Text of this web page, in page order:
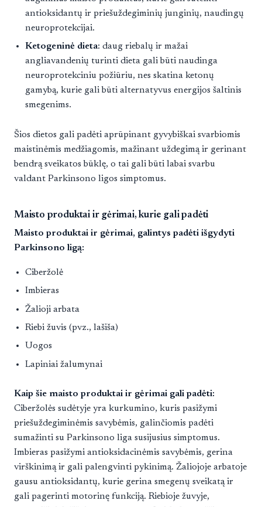
antioksidantų ir priešuždegiminių junginių, naudingų
neuroprotekcijai.
Ketogeninė dieta: daug riebalų ir mažai
angliavandenių turinti dieta gali būti naudinga
neuroprotekciniu požiūriu, nes skatina ketonų
gamybą, kurie gali būti alternatyvus energijos šaltinis
smegenims.
Šios dietos gali padėti aprūpinant gyvybiškai svarbiomis
maistinėmis medžiagomis, mažinant uždegimą ir gerinant
bendrą sveikatos būklę, o tai gali būti labai svarbu
valdant Parkinsono ligos simptomus.
Maisto produktai ir gėrimai, kurie gali padėti
Maisto produktai ir gėrimai, galintys padėti išgydyti
Parkinsono ligą:
Ciberžolė
Imbieras
Žalioji arbata
Riebi žuvis (pvz., lašiša)
Uogos
Lapiniai žalumynai
Kaip šie maisto produktai ir gėrimai gali padėti:
Ciberžolės sudėtyje yra kurkumino, kuris pasižymi
priešuždegiminėmis savybėmis, galinčiomis padėti
sumažinti su Parkinsono liga susijusius simptomus.
Imbieras pasižymi antioksidacinėmis savybėmis, gerina
virškinimą ir gali palengvinti pykinimą. Žaliojoje arbatoje
gausu antioksidantų, kurie gerina smegenų sveikatą ir
gali pagerinti motorinę funkciją. Riebioje žuvyje,